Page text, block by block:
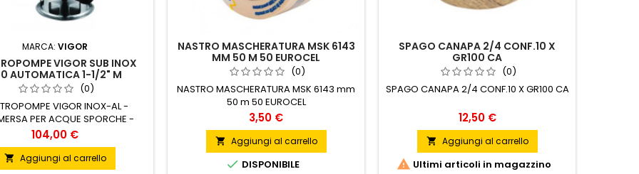
MARCA: VIGOR
VIGOR SUB INOX
AUTOMATICA 1-1/2" M
(0)
VIGOR INOX-AL -
PER ACQUE SPORCHE -
MONOFASE 230 V 750 W -
MAX 208 L/MIN - PREVALENZA
7 M - DIA.MAX C.SOLIDI 25 MM
Prezzo
104,00 €
 Aggiungi al carrello
NASTRO MASCHERATURA MSK 6143
MM 50 M 50 EUROCEL
(0)
NASTRO MASCHERATURA MSK 6143 mm
50 m 50 EUROCEL
Prezzo
3,50 €
 Aggiungi al carrello
 DISPONIBILE
SPAGO CANAPA 2/4 CONF.10 X
GR100 CA
(0)
SPAGO CANAPA 2/4 CONF.10 X GR100 CA
Prezzo
12,50 €
 Aggiungi al carrello
 Ultimi articoli in magazzino